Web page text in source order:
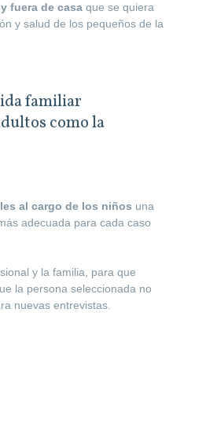
fuera de casa que se quiera
y salud de los pequeños de la
familiar
como la
al cargo de los niños una
adecuada para cada caso
y la familia, para que
la persona seleccionada no
nuevas entrevistas.